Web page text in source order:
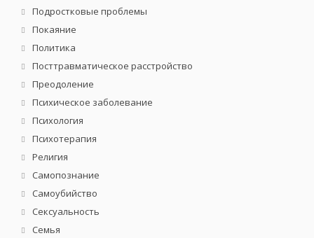
Подростковые проблемы
Покаяние
Политика
Посттравматическое расстройство
Преодоление
Психическое заболевание
Психология
Психотерапия
Религия
Самопознание
Самоубийство
Сексуальность
Семья